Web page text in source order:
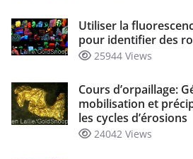
Utiliser la
pour identifier des
25944 Views
Cours d’orpaillage:
mobilisation et
les cycles d’érosions
24042 Views